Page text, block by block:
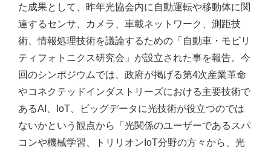
た成果として、昨年光協会内に自動運転や移動体に関
連するセンサ、カメラ、車載ネットワーク、測距技
術、情報処理技術を議論するための「自動車・モビリ
ティフォトニクス研究会」が設立された事を報告。今
回のシンポジウムでは、政府が掲げる第4次産業革命
やコネクテッドインダストリーズにおける主要技術で
あるAI、IoT、ビッグデータに光技術が役立つのでは
ないかという観点から「光関係のユーザーであるスパ
コンや機械学習、トリリオンIoT分野の方々から、光